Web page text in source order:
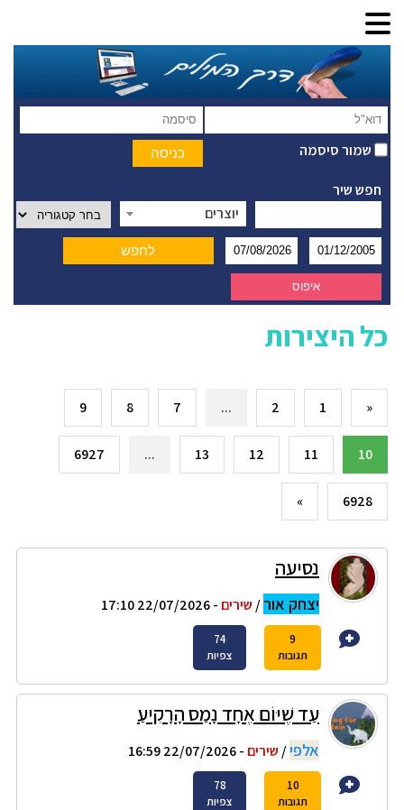
שמור סיסמה
חפש שיר
יוצרים
כל היצירות
«
1
2
...
7
8
9
10
11
12
13
...
6927
6928
»
נסיעה
יצחק אור/ שירים - 22/07/2026 17:10
9
תגובות
74
צפיות
עַד שֶׁיּוֹם אֶחָד נָמַס הָרָקִיעַ
אלפי/ שירים - 22/07/2026 16:59
10
תגובות
78
צפיות